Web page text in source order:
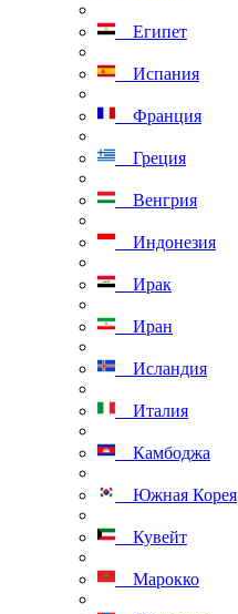
Египет
Испания
Франция
Греция
Венгрия
Индонезия
Ирак
Иран
Исландия
Италия
Камбоджа
Южная Корея
Кувейт
Марокко